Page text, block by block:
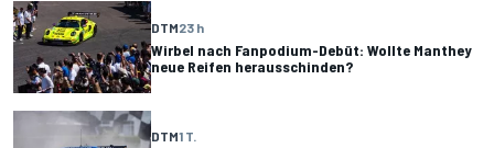
DTM23 h
Wirbel nach Fanpodium-Debüt: Wollte Manthey
neue Reifen herausschinden?
DTM1 T.